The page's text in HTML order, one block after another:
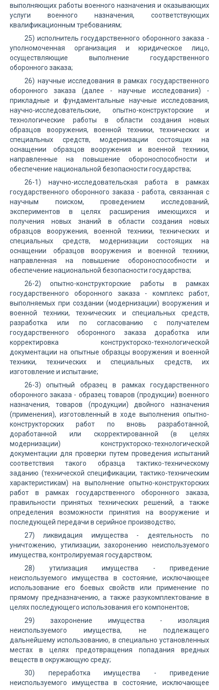
выполняющих работы военного назначения и оказывающих
услуги военного назначения, соответствующих
квалификационным требованиям;
25) исполнитель государственного оборонного заказа -
уполномоченная организация и юридическое лицо,
осуществляющие выполнение государственного
оборонного заказа;
26) научные исследования в рамках государственного
оборонного заказа (далее - научные исследования) -
прикладные и фундаментальные научные исследования,
научно-исследовательские, опытно-конструкторские и
технологические работы в области создания новых
образцов вооружения, военной техники, технических и
специальных средств, модернизации состоящих на
оснащении образцов вооружения и военной техники,
направленные на повышение обороноспособности и
обеспечение национальной безопасности государства;
26-1) научно-исследовательская работа в рамках
государственного оборонного заказа - работа, связанная с
научным поиском, проведением исследований,
экспериментов в целях расширения имеющихся и
получения новых знаний в области создания новых
образцов вооружения, военной техники, технических и
специальных средств, модернизации состоящих на
оснащении образцов вооружения и военной техники,
направленная на повышение обороноспособности и
обеспечение национальной безопасности государства;
26-2) опытно-конструкторские работы в рамках
государственного оборонного заказа - комплекс работ,
выполняемых при создании (модернизации) вооружения и
военной техники, технических и специальных средств,
разработка или по согласованию с получателем
государственного оборонного заказа доработка или
корректировка конструкторско-технологической
документации на опытные образцы вооружения и военной
техники, технических и специальных средств, их
изготовление и испытание;
26-3) опытный образец в рамках государственного
оборонного заказа - образец товаров (продукции) военного
назначения, товаров (продукции) двойного назначения
(применения), изготовленный в ходе выполнения опытно-
конструкторских работ по вновь разработанной,
доработанной или скорректированной (в целях
модернизации) конструкторско-технологической
документации для проверки путем проведения испытаний
соответствия такого образца тактико-техническому
заданию (технической спецификации, тактико-техническим
характеристикам) на выполнение опытно-конструкторских
работ в рамках государственного оборонного заказа,
правильности принятых технических решений, а также
определения возможности принятия на вооружение и
последующей передачи в серийное производство;
27) ликвидация имущества - деятельность по
уничтожению, утилизации, захоронению неиспользуемого
имущества, контролируемая государством;
28) утилизация имущества - приведение
неиспользуемого имущества в состояние, исключающее
использование его боевых свойств или применение по
прямому предназначению, а также разукомплектование в
целях последующего использования его компонентов;
29) захоронение имущества - изоляция
неиспользуемого имущества, не подлежащего
дальнейшему использованию, в специально установленных
местах в целях предотвращения попадания вредных
веществ в окружающую среду;
30) переработка имущества - приведение
неиспользуемого имущества в состояние, исключающее